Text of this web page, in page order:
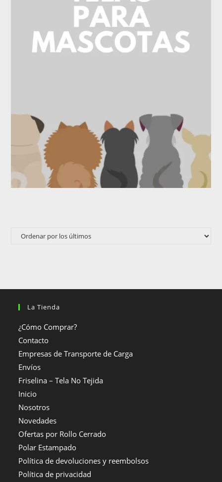
La Tienda
¿Cómo Comprar?
Contacto
Empresas de Transporte de Carga
Envíos
Friselina – Tela No Tejida
Inicio
Nosotros
Novedades
Ofertas por Rollo Cerrado
Polar Estampado
Política de devoluciones y reembolsos
Política de privacidad